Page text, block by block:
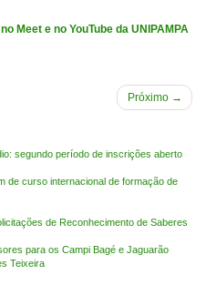
Meet e no YouTube da UNIPAMPA
Próximo
segundo período de inscrições aberto
de curso internacional de formação de
de Reconhecimento de Saberes
para os Campi Bagé e Jaguarão
Teixeira